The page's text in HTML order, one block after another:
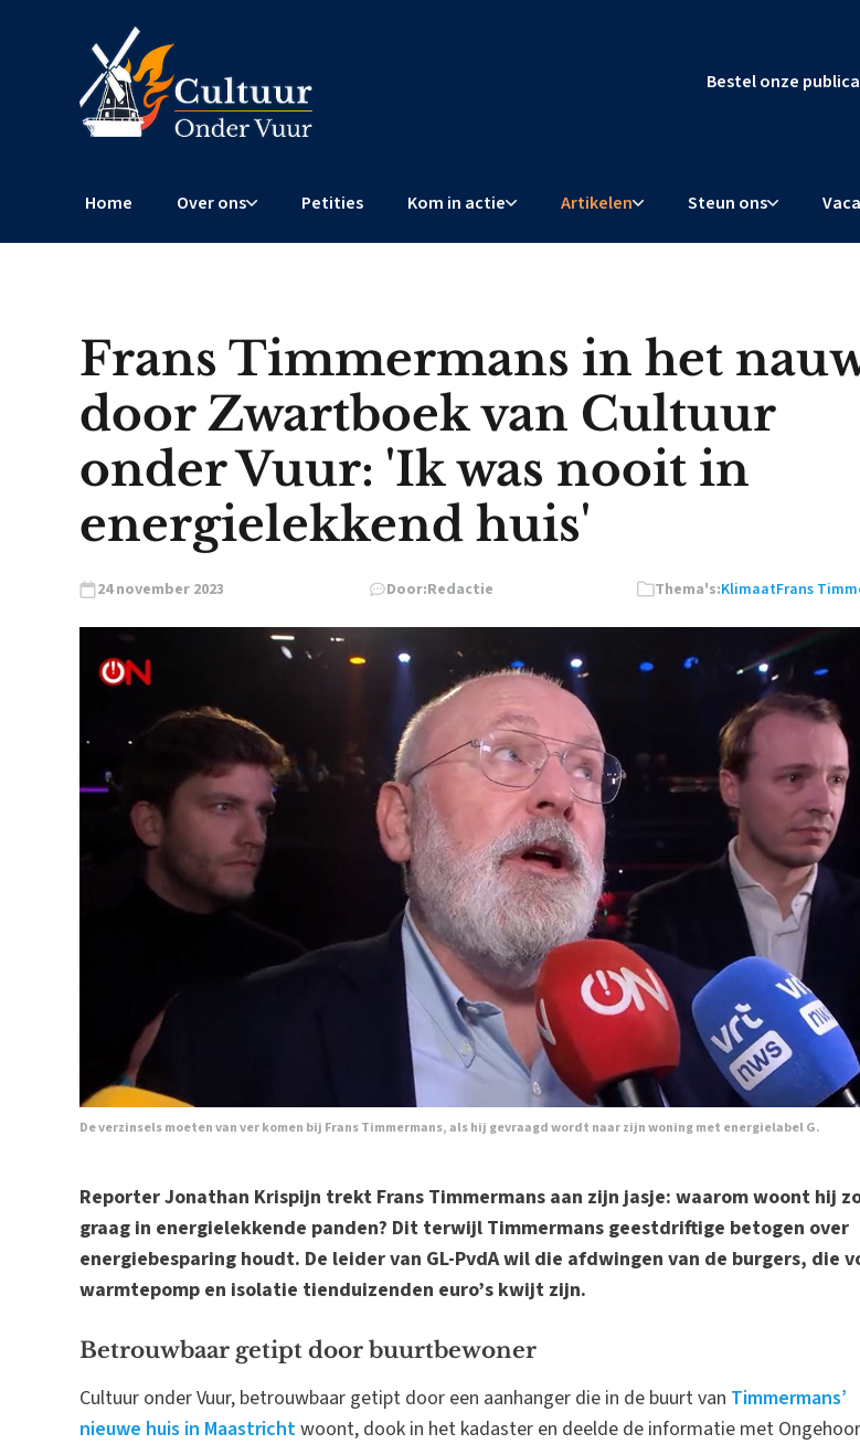
Bestel onze
Home Over ons Petities Kom in actie Artikelen Steun ons
Frans Timmermans in het
door Zwartboek van Cultuur
onder Vuur: 'Ik was nooit in
energielekkend huis'
24 november 2023 Door:Redactie Thema's:KlimaatFrans
De verzinsels moeten van ver komen bij Frans Timmermans, als hij gevraagd wordt naar zijn woning met energielabel G.
Reporter Jonathan Krispijn trekt Frans Timmermans aan zijn jasje: waarom woont hij
graag in energielekkende panden? Dit terwijl Timmermans geestdriftige betogen over
energiebesparing houdt. De leider van GL-PvdA wil die afdwingen van de burgers, die
warmtepomp en isolatie tienduizenden euro’s kwijt zijn.
Betrouwbaar getipt door buurtbewoner
Cultuur onder Vuur, betrouwbaar getipt door een aanhanger die in de buurt van Timmermans’
nieuwe huis in Maastrichtwoont, dook in het kadaster en deelde de informatie met